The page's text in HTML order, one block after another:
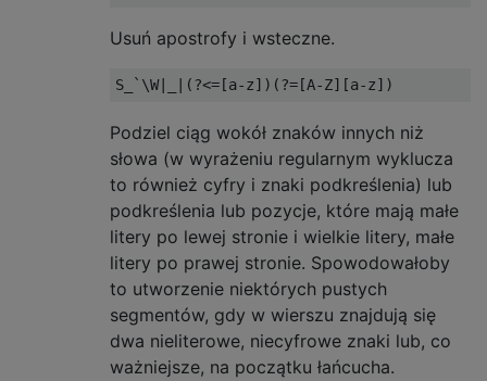
Usuń apostrofy i wsteczne.
Podziel ciąg wokół znaków innych niż
słowa (w wyrażeniu regularnym wyklucza
to również cyfry i znaki podkreślenia) lub
podkreślenia lub pozycje, które mają małe
litery po lewej stronie i wielkie litery, małe
litery po prawej stronie. Spowodowałoby
to utworzenie niektórych pustych
segmentów, gdy w wierszu znajdują się
dwa nieliterowe, niecyfrowe znaki lub, co
ważniejsze, na początku łańcucha.